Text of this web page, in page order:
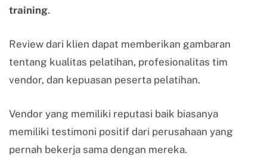
training.
Review dari klien dapat memberikan gambaran
tentang kualitas pelatihan, profesionalitas tim
vendor, dan kepuasan peserta pelatihan.
Vendor yang memiliki reputasi baik biasanya
memiliki testimoni positif dari perusahaan yang
pernah bekerja sama dengan mereka.